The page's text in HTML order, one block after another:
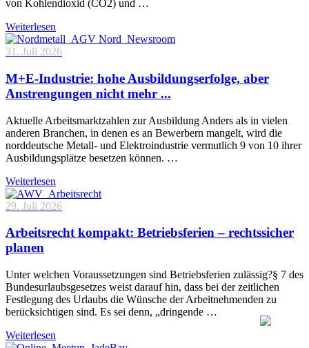
von Kohlendioxid (CO2) und …
Weiterlesen
31. Juli 2026
M+E-Industrie: hohe Ausbildungserfolge, aber
Anstrengungen nicht mehr ...
Aktuelle Arbeitsmarktzahlen zur Ausbildung Anders als in vielen
anderen Branchen, in denen es an Bewerbern mangelt, wird die
norddeutsche Metall- und Elektroindustrie vermutlich 9 von 10 ihrer
Ausbildungsplätze besetzen können. …
Weiterlesen
29. Juli 2026
Arbeitsrecht kompakt: Betriebsferien – rechtssicher
planen
Unter welchen Voraussetzungen sind Betriebsferien zulässig?§ 7 des
Bundesurlaubsgesetzes weist darauf hin, dass bei der zeitlichen
Festlegung des Urlaubs die Wünsche der Arbeitnehmenden zu
berücksichtigen sind. Es sei denn, „dringende …
Weiterlesen